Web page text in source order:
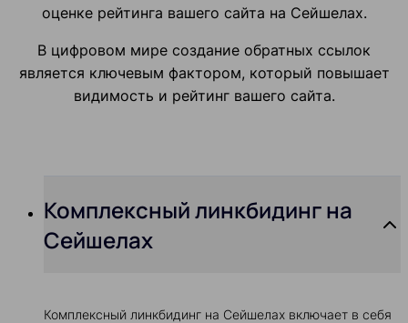
оценке рейтинга вашего сайта на Сейшелах.
В цифровом мире создание обратных ссылок
является ключевым фактором, который повышает
видимость и рейтинг вашего сайта.
Комплексный линкбидинг на
Сейшелах
Комплексный линкбидинг на Сейшелах включает в себя